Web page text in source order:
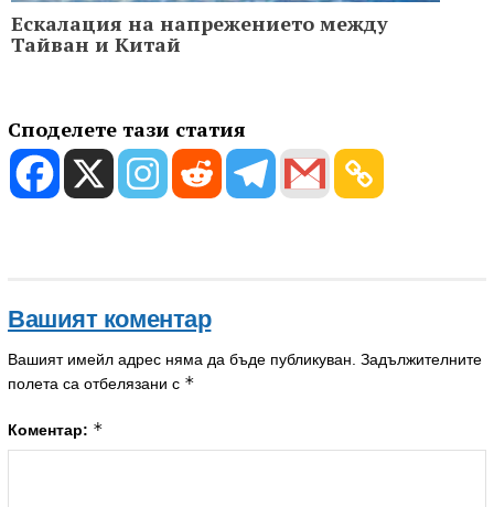
Ескалация на напрежението между
Тайван и Китай
Споделете тази статия
Вашият коментар
Вашият имейл адрес няма да бъде публикуван. Задължителните
полета са отбелязани с *
Коментар: *